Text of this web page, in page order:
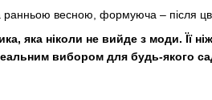
ранньою весною, формуюча – після
яка ніколи не вийде з моди. Її
вибором для будь-якого